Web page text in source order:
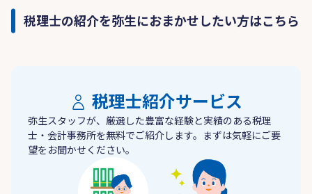
税理士の紹介を弥生におまかせしたい方はこちら
税理士紹介サービス
弥生スタッフが、厳選した豊富な経験と実績のある税理
士・会計事務所を無料でご紹介します。まずは気軽にご要
望をお聞かせください。